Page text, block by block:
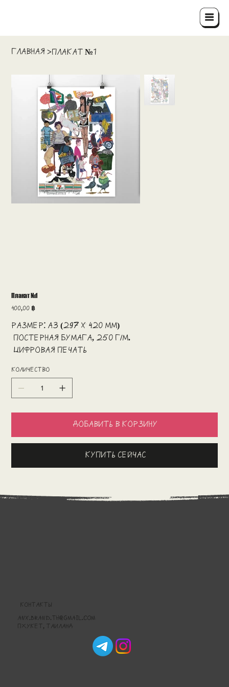
ГЛАВНАЯ >Плакат №1
Плакат №1
Цена
400,00 ฿
Размер: А3 (297 x 420 мм)
Постерная бумага, 250 г/м.
Цифровая печать
Количество
Добавить в корзину
Купить сейчас
КОНТАКТЫ
anx.brand.th@gmail.com
Пхукет, Таиланд